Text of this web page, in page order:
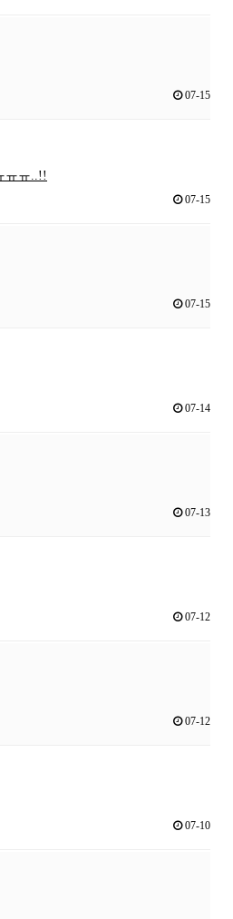
07-15
ㅠㅠ..!!
07-15
07-15
07-14
07-13
07-12
07-12
07-10